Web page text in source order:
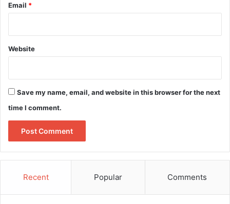
Email *
Website
Save my name, email, and website in this browser for the next
time I comment.
Recent Popular Comments